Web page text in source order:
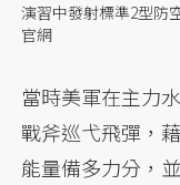
演習中發射標準2型防
官網
當時美軍在主力
戰斧巡弋飛彈，
能量備多力分，